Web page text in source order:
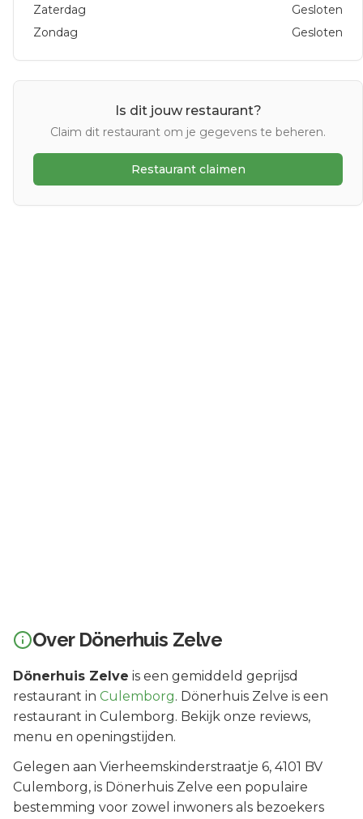
Zaterdag
Gesloten
Zondag
Gesloten
Is dit jouw restaurant?
Claim dit restaurant om je gegevens te beheren.
Restaurant claimen
Over Dönerhuis Zelve
Dönerhuis Zelve is een gemiddeld geprijsd
restaurant in Culemborg. Dönerhuis Zelve is een
restaurant in Culemborg. Bekijk onze reviews,
menu en openingstijden.
Gelegen aan Vierheemskinderstraatje 6, 4101 BV
Culemborg, is Dönerhuis Zelve een populaire
bestemming voor zowel inwoners als bezoekers